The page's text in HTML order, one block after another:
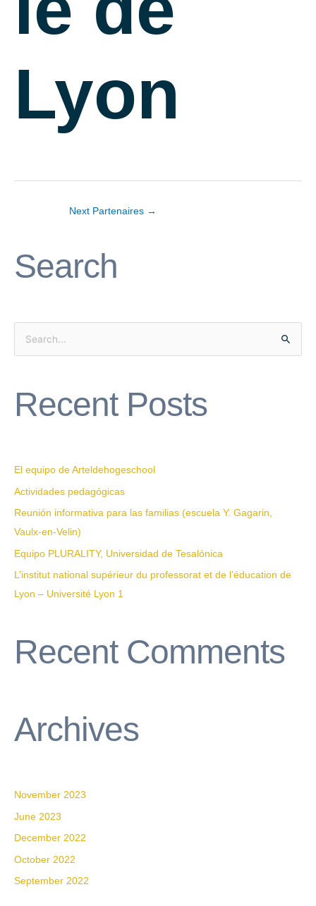
Lyon
Next Partenaires →
Search
c
o
r
:
Recent Posts
El equipo de Arteldehogeschool
Actividades pedagógicas
Reunión informativa para las familias (escuela Y. Gagarin,
Vaulx-en-Velin)
Equipo PLURALITY, Universidad de Tesalónica
L’institut national supérieur du professorat et de l’éducation de
Lyon – Université Lyon 1
Recent Comments
Archives
November 2023
June 2023
December 2022
October 2022
September 2022